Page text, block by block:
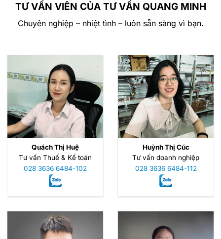
TƯ VẤN VIÊN CỦA TƯ VẤN QUANG MINH
Chuyên nghiệp – nhiệt tình – luôn sẵn sàng vì bạn.
Quách Thị Huệ
Tư vấn Thuế & Kế toán
028 3636 6484-102
Huỳnh Thị Cúc
Tư vấn doanh nghiệp
028 3636 6484-112